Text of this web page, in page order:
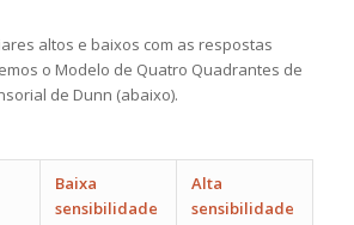
altos e baixos com as respostas
o Modelo de Quatro Quadrantes de
de Dunn (abaixo).
Baixa
sensibilidade
Alta
sensibilidade